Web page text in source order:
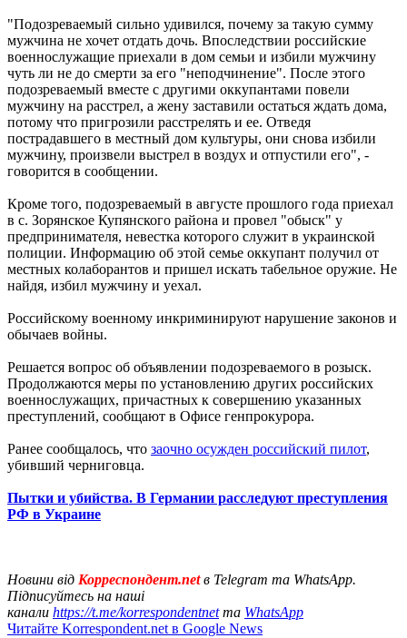
"Подозреваемый сильно удивился, почему за такую сумму
мужчина не хочет отдать дочь. Впоследствии российские
военнослужащие приехали в дом семьи и избили мужчину
чуть ли не до смерти за его "неподчинение". После этого
подозреваемый вместе с другими оккупантами повели
мужчину на расстрел, а жену заставили остаться ждать дома,
потому что пригрозили расстрелять и ее. Отведя
пострадавшего в местный дом культуры, они снова избили
мужчину, произвели выстрел в воздух и отпустили его", -
говорится в сообщении.
Кроме того, подозреваемый в августе прошлого года приехал
в с. Зорянское Купянского района и провел "обыск" у
предпринимателя, невестка которого служит в украинской
полиции. Информацию об этой семье оккупант получил от
местных колаборантов и пришел искать табельное оружие. Не
найдя, избил мужчину и уехал.
Российскому военному инкриминируют нарушение законов и
обычаев войны.
Решается вопрос об объявлении подозреваемого в розыск.
Продолжаются меры по установлению других российских
военнослужащих, причастных к совершению указанных
преступлений, сообщают в Офисе генпрокурора.
Ранее сообщалось, что заочно осужден российский пилот,
убивший черниговца.
Пытки и убийства. В Германии расследуют преступления
РФ в Украине
Новини від Корреспондент.netв Telegram та WhatsApp.
Підписуйтесь на наші
канали https://t.me/korrespondentnetта WhatsApp
Читайте Korrespondent.net в Google News